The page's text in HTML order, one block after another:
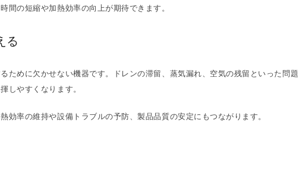
間の短縮や加熱効率の向上が期待できます。
る
ために欠かせない機器です。ドレンの滞留、蒸気漏れ、空気の残留といった問題
しやすくなります。
効率の維持や設備トラブルの予防、製品品質の安定にもつながります。